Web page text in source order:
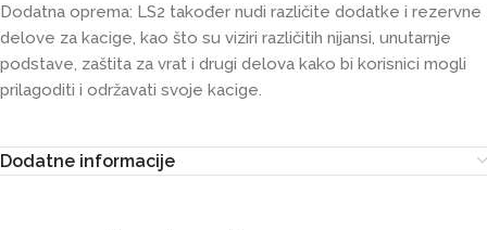
Dodatna oprema: LS2 također nudi različite dodatke i rezervne
delove za kacige, kao što su viziri različitih nijansi, unutarnje
podstave, zaštita za vrat i drugi delova kako bi korisnici mogli
prilagoditi i održavati svoje kacige.
Dodatne informacije